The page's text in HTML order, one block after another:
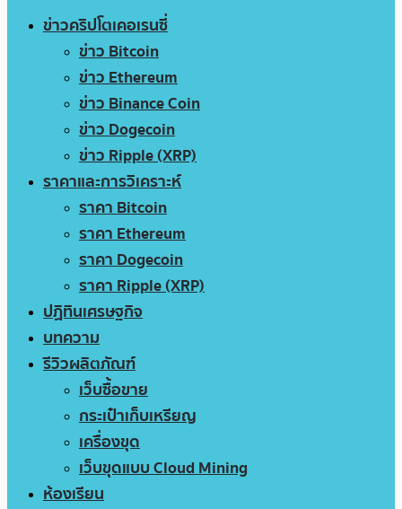
ข่าวคริปโตเคอเรนซี่
ข่าว Bitcoin
ข่าว Ethereum
ข่าว Binance Coin
ข่าว Dogecoin
ข่าว Ripple (XRP)
ราคาและการวิเคราะห์
ราคา Bitcoin
ราคา Ethereum
ราคา Dogecoin
ราคา Ripple (XRP)
ปฏิทินเศรษฐกิจ
บทความ
รีวิวผลิตภัณฑ์
เว็บซื้อขาย
กระเป๋าเก็บเหรียญ
เครื่องขุด
เว็บขุดแบบ Cloud Mining
ห้องเรียน